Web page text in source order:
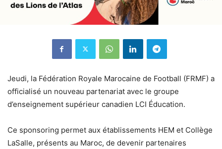
Jeudi, la Fédération Royale Marocaine de Football (FRMF) a
officialisé un nouveau partenariat avec le groupe
d’enseignement supérieur canadien LCI Éducation.
Ce sponsoring permet aux établissements HEM et Collège
LaSalle, présents au Maroc, de devenir partenaires